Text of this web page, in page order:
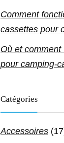
Comment
cassettes pour
Où et
pour camping-
Catégories
Accessoires